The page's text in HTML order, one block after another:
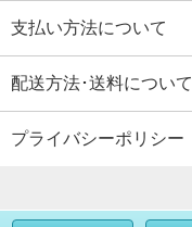
支払い方法について
配送方法･送料について
プライバシーポリシー